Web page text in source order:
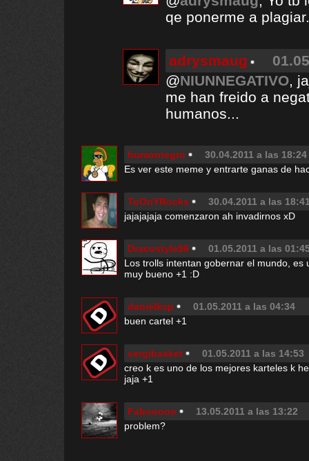
qe ponerme a
adrysmaug
@NIUNNEGATIVO,
me han freido a
humanos...
humornegro
30.04.2011 a las 18:24
Es ver este meme y entrarte ganas de
ToOnYRocks
30.04.2011 a las
jajajajaja comenzaron ah invadirnos xD
Dracostyle96
01.05.2011 a las
Los trolls intentan gobernar el mundo, es
muy bueno +1 :D
danielksp
01.05.2011 a las 04:34
buen cartel +1
sergibasket
01.05.2011 a las 14:53
creo k es uno de los mejores karteles k
jaja +1
Fabooooo
13.05.2011 a las 13:22
problem?